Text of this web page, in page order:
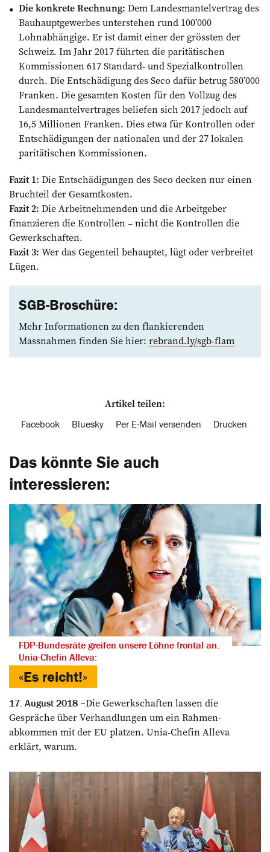
Die konkrete Rechnung: Dem Landesmantelvertrag des
Bauhauptgewerbes unterstehen rund 100’000
Lohnabhängige. Er ist damit einer der grössten der
Schweiz. Im Jahr 2017 führten die paritätischen
Kommissionen 617 Standard- und Spezialkontrollen
durch. Die Entschädigung des Seco dafür betrug 580’000
Franken. Die gesamten Kosten ­für den Vollzug des
Landesmantelvertrages beliefen sich 2017 jedoch auf
16,5 Millionen Franken. Dies etwa für Kontrollen oder
Entschädigungen der nationalen und der 27 lokalen
paritätischen Kommissionen.
Fazit 1: Die Entschädigungen des Seco decken nur einen
Bruchteil der Gesamtkosten.
Fazit 2: Die Arbeitnehmenden und die Arbeitgeber
finanzieren die Kontrollen – nicht die Kontrollen die
Gewerkschaften.
Fazit 3: Wer das Gegenteil behauptet, lügt oder verbreitet
Lügen.
SGB-Broschüre:
Mehr Informationen zu den flankierenden
Massnahmen finden Sie hier: rebrand.ly/sgb-flam
Artikel teilen:
Facebook Bluesky Per E-Mail versenden Drucken
Das könnte Sie auch
interessieren:
FDP-Bundesräte greifen unsere Löhne frontal an.
Unia-Chefin Alleva:
«Es reicht!»
17. August 2018
Die Gewerkschaften lassen die
Gespräche über Verhandlungen um ein Rahmen­
abkommen mit der EU platzen. Unia-Chefin Alleva
erklärt, warum.